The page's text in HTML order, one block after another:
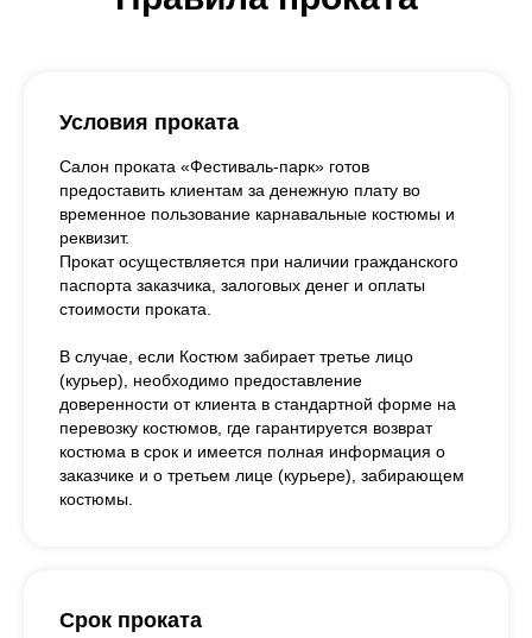
Условия проката
Салон проката «Фестиваль-парк» готов
предоставить клиентам за денежную плату во
временное пользование карнавальные костюмы и
реквизит.
Прокат осуществляется при наличии гражданского
паспорта заказчика, залоговых денег и оплаты
стоимости проката.
В случае, если Костюм забирает третье лицо
(курьер), необходимо предоставление
доверенности от клиента в стандартной форме на
перевозку костюмов, где гарантируется возврат
костюма в срок и имеется полная информация о
заказчике и о третьем лице (курьере), забирающем
костюмы.
Срок проката